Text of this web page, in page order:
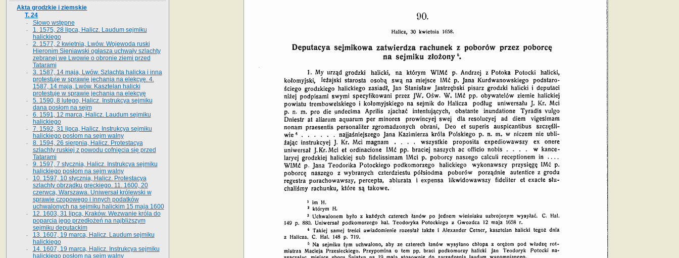
Akta grodzkie i ziemskie
T. 24
Słowo wstępne
1. 1575, 28 lipca, Halicz. Laudum sejmiku
halickiego
2. 1577, 2 kwietnia, Lwów. Wojewoda ruski
Hieronim Sieniawski ogłasza uchwały szlachty
zebranej we Lwowie o obronie ziemi przed
Tatarami
3. 1587, 14 maja, Lwów. Szlachta halicka i inna
protestuje w sprawie jechania na elekcyę. 4.
1587, 14 maja, Lwów. Kasztelan halicki
protestuje w sprawie jechania na elekcyę
5. 1590, 8 lutego, Halicz. Instrukcya sejmiku
dana posłom na sejm
6. 1591, 12 marca, Halicz. Laudum sejmiku
halickiego
7. 1592, 31 lipca, Halicz. Instrukcya sejmiku
halickiego posłom na sejm walny
8. 1594, 26 sierpnia, Halicz. Protestacya
szlachty ruskiej z powodu cofnięcia się przed
Tatarami
9. 1597, 7 stycznia, Halicz. Instrukcya sejmiku
halickiego posłom na sejm walny
10. 1597, 10 stycznia, Halicz. Protestacya
szlachty obrządku greckiego. 11. 1600, 20
czerwca, Warszawa. Uniwersał królewski w
sprawie czopowego i innych podatków
uchwalonych na sejmiku halickim 15 maja 1600
12. 1603, 31 lipca, Kraków. Wezwanie króla do
poparcia jego przedłożeń na najbliższym
sejmiku deputackim
13. 1607, 19 marca, Halicz. Laudum sejmiku
halickiego
14. 1607, 19 marca, Halicz. Instrukcya sejmiku
halickiego posłom na sejm walny